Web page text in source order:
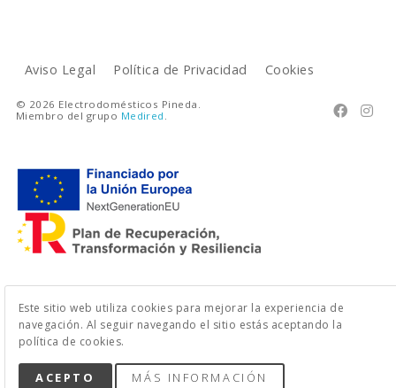
Aviso Legal Política de Privacidad Cookies
 
© 2026 Electrodomésticos Pineda.
Miembro del grupo Medired
Este sitio web utiliza cookies para mejorar la experiencia de
navegación. Al seguir navegando el sitio estás aceptando la
política de cookies.
ACEPTO MÁS INFORMACIÓN